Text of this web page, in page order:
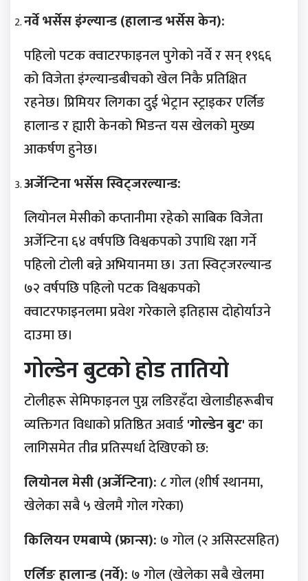
नर्वे भर्सेस इंग्ल्यान्ड (हालान्ड भर्सेस केन):
पहिलो पटक क्वाटरफाइनल पुगेको नर्वे र सन् १९६६
को विजेता इंग्ल्यान्डबीचको खेल निकै प्रतिक्षित
रहनेछ। प्रिमियर लिगका दुई भेट्रान स्ट्राइकर एर्लिङ
हालान्ड र ह्यारी केनको भिडन्त यस खेलको मुख्य
आकर्षण हुनेछ।
अर्जेन्टिना भर्सेस स्विट्जरल्यान्ड:
लियोनल मेसीको कप्तानीमा रहेको साबिक विजेता
अर्जेन्टिना ६४ वर्षपछि विश्वकपको उपाधि रक्षा गर्ने
पहिलो टोली बन्ने अभियानमा छ। उता स्विट्जरल्यान्ड
७२ वर्षपछि पहिलो पटक विश्वकपको
क्वाटरफाइनलमा प्रवेश गरेकाले इतिहास दोहोर्याउने
दाउमा छ।
गोल्डेन बुटको होड तातियो
टोलीहरू सेमिफाइनल पुग्न लडिरहँदा खेलाडीहरूबीच
व्यक्तिगत विधाको प्रतिष्ठित अवार्ड'गोल्डेन बुट'का
लागिसमेत तीव्र प्रतिस्पर्धा देखिएको छ:
लियोनल मेसी (अर्जेन्टिना): ८ गोल (शीर्ष स्थानमा,
खेलेका सबै ५ खेलमै गोल गरेका)
किलियन एमबाप्पे (फ्रान्स): ७ गोल (२ असिस्टसहित)
एर्लिङ हालान्ड (नर्वे): ७ गोल (खेलेका सबै खेलमा